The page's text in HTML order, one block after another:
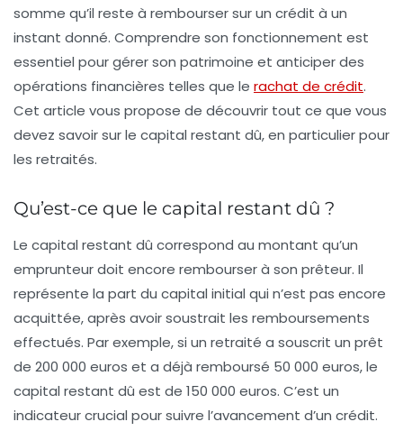
somme qu’il reste à rembourser sur un crédit à un
instant donné. Comprendre son fonctionnement est
essentiel pour gérer son patrimoine et anticiper des
opérations financières telles que le rachat de crédit.
Cet article vous propose de découvrir tout ce que vous
devez savoir sur le capital restant dû, en particulier pour
les retraités.
Qu’est-ce que le capital restant dû ?
Le capital restant dû correspond au montant qu’un
emprunteur doit encore rembourser à son prêteur. Il
représente la part du capital initial qui n’est pas encore
acquittée, après avoir soustrait les remboursements
effectués. Par exemple, si un retraité a souscrit un prêt
de 200 000 euros et a déjà remboursé 50 000 euros, le
capital restant dû est de 150 000 euros. C’est un
indicateur crucial pour suivre l’avancement d’un crédit.